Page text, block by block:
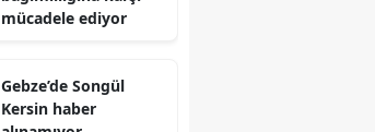
Mersin
İzmir
mücadele ediyor
Gebze’de Songül
Kersin haber